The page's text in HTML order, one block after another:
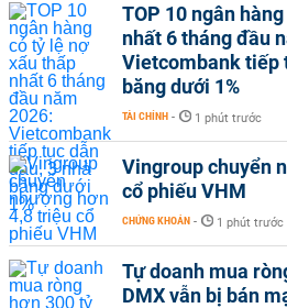
TOP 10 ngân
nhất 6 tháng đầu
Vietcombank tiếp
băng dưới 1%
TÀI CHÍNH - 1 phút trước
Vingroup chuyển
cổ phiếu VHM
CHỨNG KHOÁN - 1 phút trước
Tự doanh mua
DMX vẫn bị bán